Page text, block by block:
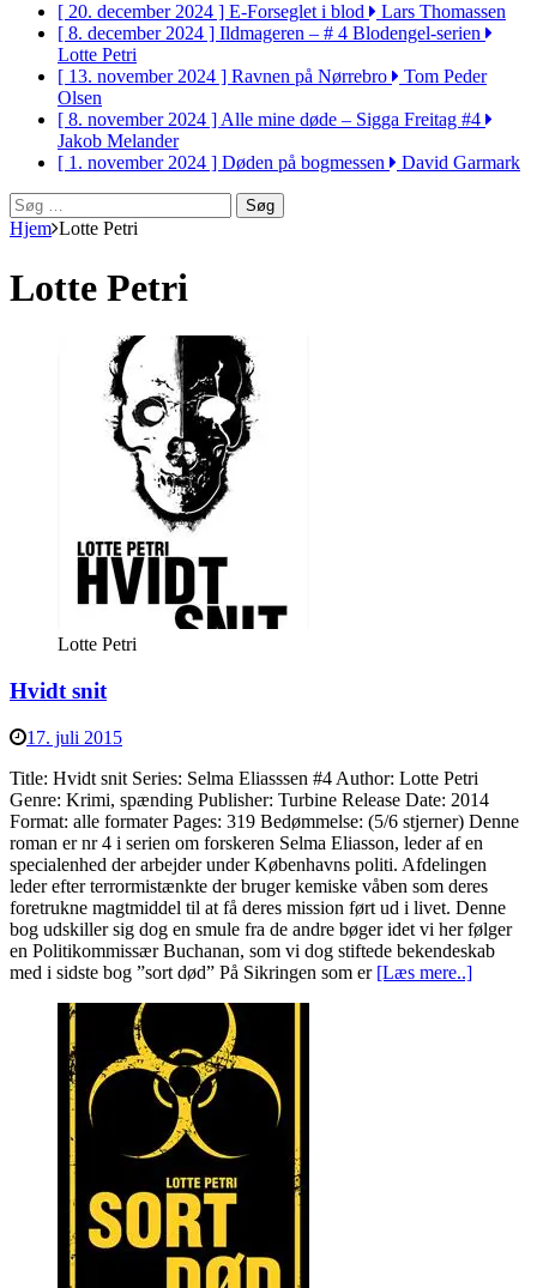
[ 20. december 2024 ] E-Forseglet i blod
Lars Thomassen
[ 8. december 2024 ] Ildmageren – # 4 Blodengel-serien
Lotte Petri
[ 13. november 2024 ] Ravnen på Nørrebro
Tom Peder
Olsen
[ 8. november 2024 ]Alle mine døde – Sigga Freitag #4
Jakob Melander
[ 1. november 2024 ] Døden på bogmessen
David Garmark
Søg
efter:
Hjem Lotte Petri
Lotte Petri
Lotte Petri
Hvidt snit
17. juli 2015
Title: Hvidt snit Series: Selma Eliasssen #4 Author: Lotte Petri
Genre: Krimi, spænding Publisher: Turbine Release Date: 2014
Format: alle formater Pages: 319 Bedømmelse: (5/6 stjerner) Denne
roman er nr 4 i serien om forskeren Selma Eliasson, leder af en
specialenhed der arbejder under Københavns politi. Afdelingen
leder efter terrormistænkte der bruger kemiske våben som deres
foretrukne magtmiddel til at få deres mission ført ud i livet. Denne
bog udskiller sig dog en smule fra de andre bøger idet vi her følger
en Politikommissær Buchanan, som vi dog stiftede bekendeskab
med i sidste bog ”sort død” På Sikringen som er [Læs mere..]